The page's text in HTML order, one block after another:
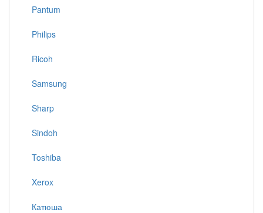
Pantum
Philips
Ricoh
Samsung
Sharp
Sindoh
Toshiba
Xerox
Катюша